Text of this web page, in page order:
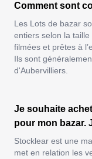
Comment sont
Les Lots de bazar
entiers selon la
filmées et prêtes à
Ils sont
d'Aubervilliers.
Je souhaite
pour mon bazar.
Stocklear est une
met en relation les